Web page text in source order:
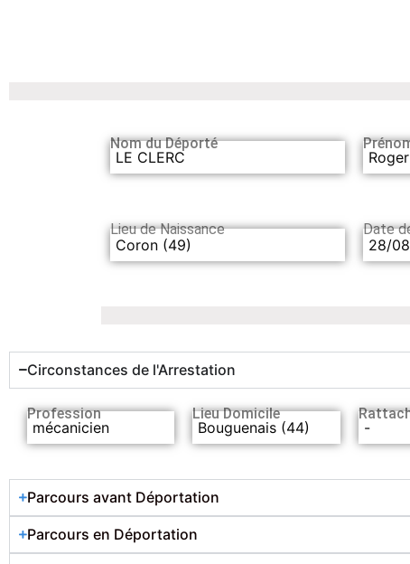
Nom du Déporté
LE CLERC Roger
Lieu de Naissance
Coron (49)
Date
28/
Circonstances de l'Arrestation
Profession
mécanicien
Lieu Domicile
Bouguenais (44) -
Parcours avant Déportation
Parcours en Déportation